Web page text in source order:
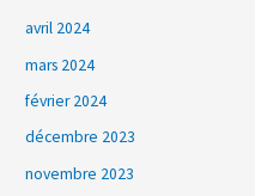
avril 2024
mars 2024
février 2024
décembre 2023
novembre 2023